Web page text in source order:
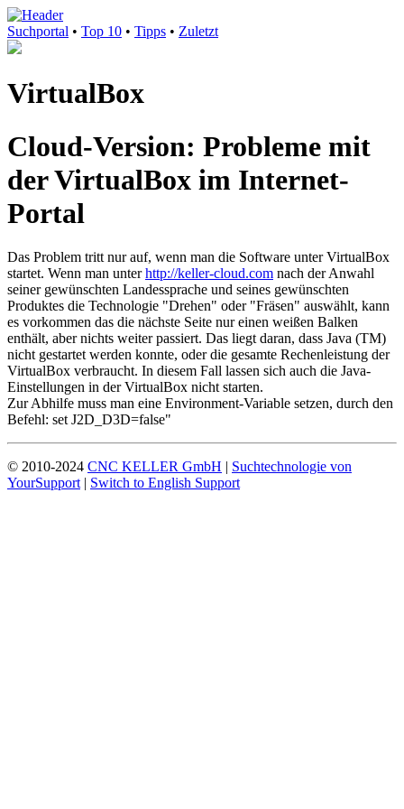
Suchportal • Top 10 • Tipps • Zuletzt
VirtualBox
Cloud-Version: Probleme mit
der VirtualBox im Internet-
Portal
Das Problem tritt nur auf, wenn man die Software unter VirtualBox
startet. Wenn man unterhttp://keller-cloud.com nach der Anwahl
seiner gewünschten Landessprache und seines gewünschten
Produktes die Technologie "Drehen" oder "Fräsen" auswählt, kann
es vorkommen das die nächste Seite nur einen weißen Balken
enthält, aber nichts weiter passiert. Das liegt daran, dass Java (TM)
nicht gestartet werden konnte, oder die gesamte Rechenleistung der
VirtualBox verbraucht. In diesem Fall lassen sich auch die Java-
Einstellungen in der VirtualBox nicht starten.
Zur Abhilfe muss man eine Environment-Variable setzen, durch den
Befehl: set J2D_D3D=false"
© 2010-2024 CNC KELLER GmbH | Suchtechnologie von
YourSupport | Switch to English Support